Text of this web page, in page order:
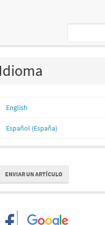
Idioma
English
Español (España)
ENVIAR UN ARTÍCULO
Redes